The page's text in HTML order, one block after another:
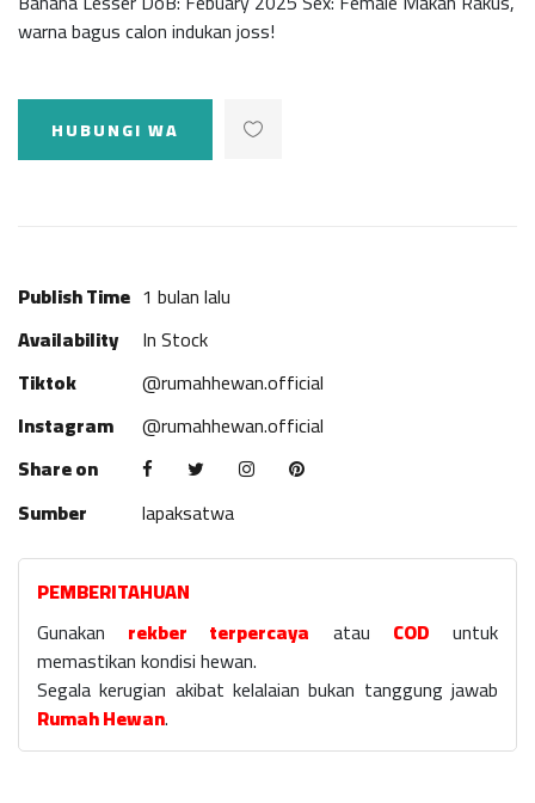
warna bagus calon indukan joss!
HUBUNGI WA
Publish Time 1 bulan lalu
Availability
In Stock
Tiktok
@rumahhewan.official
Instagram
@rumahhewan.official
Share on
Sumber
lapaksatwa
PEMBERITAHUAN
Gunakan rekber terpercaya atau COD untuk
memastikan kondisi hewan.
Segala kerugian akibat kelalaian bukan tanggung jawab
Rumah Hewan.